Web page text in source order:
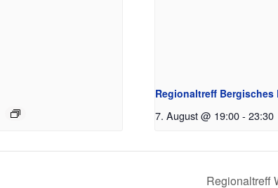
Regionaltreff Bergisches
7. August @ 19:00- 23:30
Regionaltreff